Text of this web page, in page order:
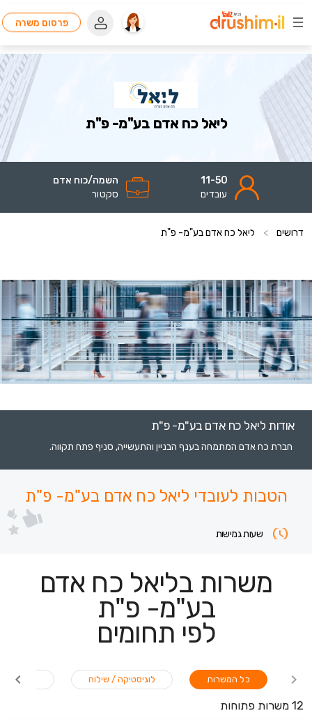
פרסום משרה
ליאל כח אדם בע"מ- פ"ת
11-50
עובדים
השמה/כוח אדם
סקטור
דרושים > ליאל כח אדם בע"מ- פ"ת
אודות ליאל כח אדם בע"מ- פ"ת
חברת כח אדם המתמחה בענף הבניין והתעשייה, סניף פתח תקווה.
הטבות לעובדי ליאל כח אדם בע"מ- פ"ת
שעות גמישות
משרות בליאל כח אדם
בע"מ- פ"ת
לפי תחומים
מדעים / לוגיסטיקה / שילוח כל המשרות
12 משרות פתוחות